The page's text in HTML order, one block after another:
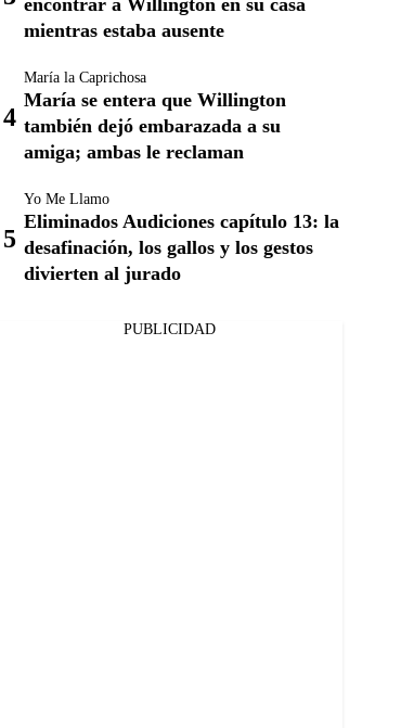
encontrar a Willington en su casa
mientras estaba ausente
María la Caprichosa
María se entera que Willington
también dejó embarazada a su
amiga; ambas le reclaman
Yo Me Llamo
Eliminados Audiciones capítulo 13: la
desafinación, los gallos y los gestos
divierten al jurado
PUBLICIDAD